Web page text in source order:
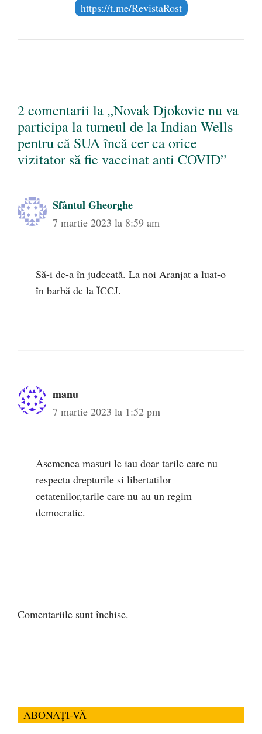
https://t.me/RevistaRost
2 comentarii la „Novak Djokovic nu va
participa la turneul de la Indian Wells
pentru că SUA încă cer ca orice
vizitator să fie vaccinat anti COVID”
Sfântul Gheorghe
7 martie 2023 la 8:59 am
Să-i de-a în judecată. La noi Aranjat a luat-o
în barbă de la ÎCCJ.
manu
7 martie 2023 la 1:52 pm
Asemenea masuri le iau doar tarile care nu
respecta drepturile si libertatilor
cetatenilor,tarile care nu au un regim
democratic.
Comentariile sunt închise.
ABONAȚI-VĂ